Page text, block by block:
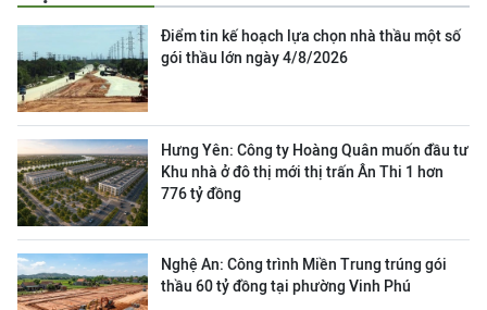
Điểm tin kế hoạch lựa chọn nhà thầu một số
gói thầu lớn ngày 4/8/2026
Hưng Yên: Công ty Hoàng Quân muốn đầu tư
Khu nhà ở đô thị mới thị trấn Ân Thi 1 hơn
776 tỷ đồng
Nghệ An: Công trình Miền Trung trúng gói
thầu 60 tỷ đồng tại phường Vinh Phú